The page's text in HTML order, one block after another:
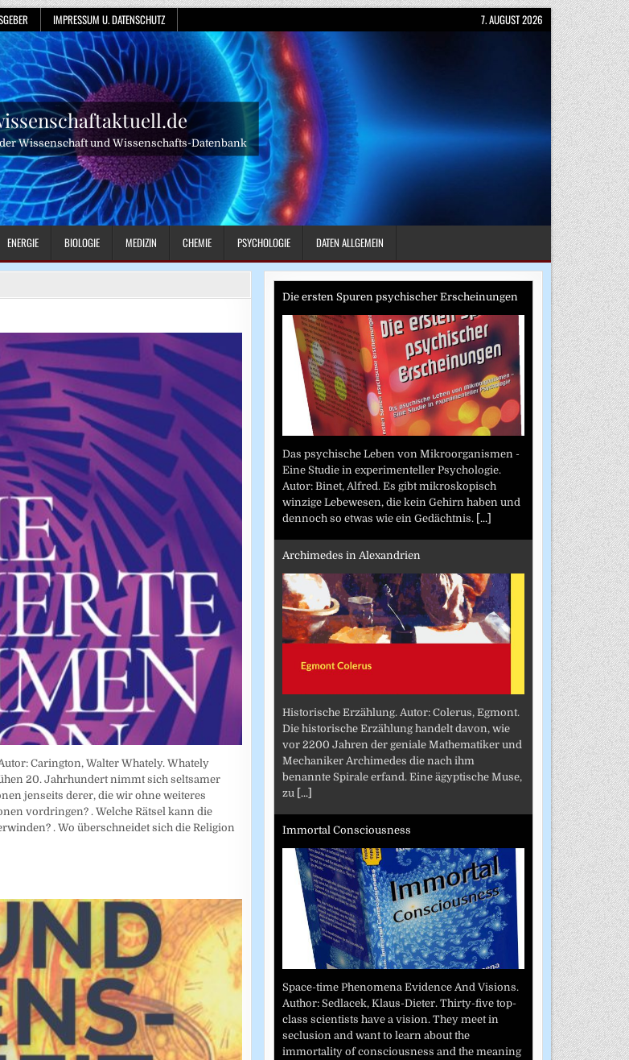
IMPRESSUM U. DATENSCHUTZ 7. AUGUST 2026
Wissenschaft und Wissenschafts-Datenbank
ENERGIE BIOLOGIE MEDIZIN CHEMIE PSYCHOLOGIE DATEN ALLGEMEIN
Carington, Walter Whately. Whately
20. Jahrhundert nimmt sich seltsamer
jenseits derer, die wir ohne weiteres
vordringen? . Welche Rätsel kann die
. Wo überschneidet sich die Religion
Die ersten Spuren psychischer Erscheinungen
Das psychische Leben von Mikroorganismen -
Eine Studie in experimenteller Psychologie.
Autor: Binet, Alfred. Es gibt mikroskopisch
winzige Lebewesen, die kein Gehirn haben und
dennoch so etwas wie ein Gedächtnis. [...]
Archimedes in Alexandrien
Historische Erzählung. Autor: Colerus, Egmont.
Die historische Erzählung handelt davon, wie
vor 2200 Jahren der geniale Mathematiker und
Mechaniker Archimedes die nach ihm
benannte Spirale erfand. Eine ägyptische Muse,
zu [...]
Immortal Consciousness
Space-time Phenomena Evidence And Visions.
Author: Sedlacek, Klaus-Dieter. Thirty-five top-
class scientists have a vision. They meet in
seclusion and want to learn about the
immortality of consciousness and the meaning